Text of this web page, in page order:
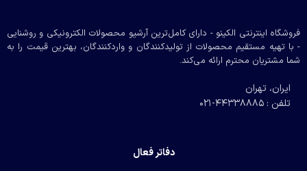
فروشگاه اینترنتی الکینو - دارای کامل‌ترین آرشیو محصولات الکترونیکی و روشنایی
- با تهیه مستقیم محصولات از تولیدکنندگان و واردکنندگان، بهترین قیمت را به
شما مشتریان محترم ارائه می‌کند.
ایران، تهران
تلفن : 44338885-021
دفاتر فعال